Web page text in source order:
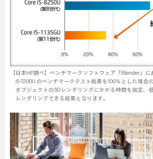
【日本HP調べ】ベンチマークソフトウェア「Blender」
i5-7200U のベンチマークテスト結果を100％とした場合
オブジェクトの3Dレンダリングにかかる時間を測定、
レンダリングできる結果となります。